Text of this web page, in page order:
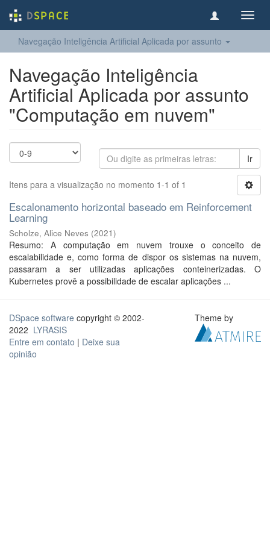
Navegação Inteligência Artificial Aplicada por assunto
Navegação Inteligência
Artificial Aplicada por assunto
"Computação em nuvem"
Ir
Itens para a visualização no momento 1-1 of 1
Escalonamento horizontal baseado em Reinforcement
Learning
Scholze, Alice Neves (2021)
Resumo: A computação em nuvem trouxe o conceito de
escalabilidade e, como forma de dispor os sistemas na nuvem,
passaram a ser utilizadas aplicações conteinerizadas. O
Kubernetes provê a possibilidade de escalar aplicações ...
DSpace software copyright © 2002-
2022 LYRASIS
Entre em contato | Deixe sua
opinião
Theme by